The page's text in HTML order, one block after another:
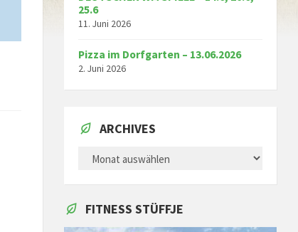
25.6
11. Juni 2026
Pizza im Dorfgarten – 13.06.2026
2. Juni 2026
ARCHIVES
ARCHIVES
FITNESS STÜFFJE